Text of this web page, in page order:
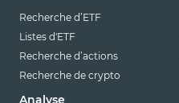
Recherche d’ETF
Listes d'ETF
Recherche d’actions
Recherche de crypto
Analyse